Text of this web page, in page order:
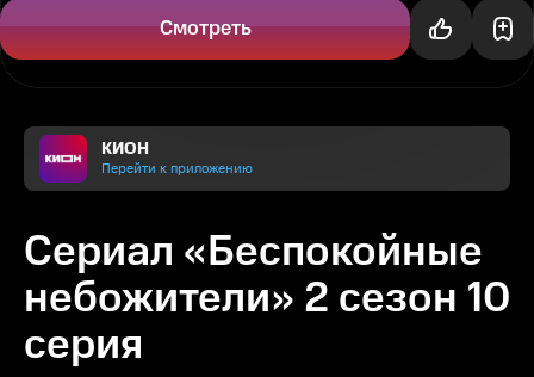
Смотреть
КИОН
Перейти к приложению
Сериал «Беспокойные
небожители» 2 сезон 10
серия